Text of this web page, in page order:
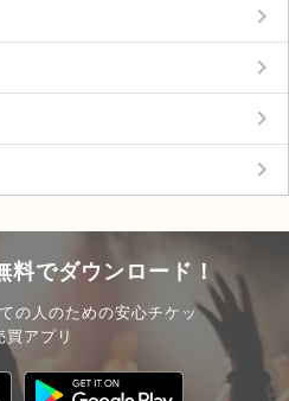
keyboard_arrow_right
keyboard_arrow_right
keyboard_arrow_right
keyboard_arrow_right
料でダウンロード！
の人のための安心チケッ
買アプリ